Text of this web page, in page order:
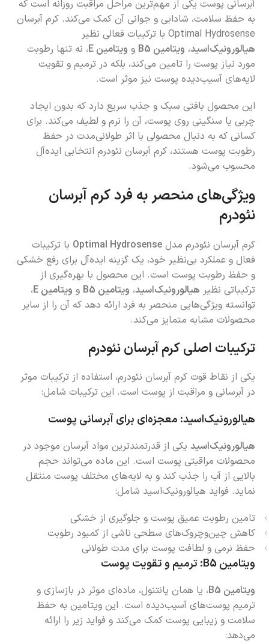
آبرسانی پوست یکی از مهم‌ترین مراحل مراقبت روزانه است که
به حفظ سلامت، شادابی و جوانی آن کمک می‌کند. کرم آبرسان
Optimal Hydrosense با ترکیبات فعالی نظیر
هیالورونیک‌اسید، ویتامین B5 و ویتامین E ، نه تنها رطوبت
مورد نیاز پوست را تامین می‌کند، بلکه در ترمیم و تقویت
لایه‌های آسیب‌دیده پوست نیز موثر است.
این محصول بافتی سبک و جذب سریع دارد که بدون ایجاد
چربی یا سنگینی روی پوست، آن را نرم و لطیف می‌کند. برای
کسانی که به دنبال محصولی با اثر طولانی‌مدت در حفظ
رطوبت پوست هستند، کرم آبرسان نئودرم انتخابی ایده‌آل
محسوب می‌شود.
ویژگی‌های منحصر به فرد کرم آبرسان
نئودرم
کرم آبرسان نئودرم مدلOptimal Hydrosense با ترکیبات
فعال و عملکرد بی‌نظیر خود، یک گزینه ایده‌آل برای رفع خشکی
و حفظ رطوبت پوست است. این محصول با بهره‌گیری از
ترکیباتی نظیر هیالورونیک‌اسید، ویتامین B5 و ویتامین E ،
توانسته ویژگی‌هایی منحصر به فرد ارائه دهد که آن را از سایر
محصولات مشابه متمایز می‌کند.
ترکیبات اصلی کرم آبرسان نئودرم
یکی از نقاط قوت کرم آبرسان نئودرم، استفاده از ترکیبات موثر
در آبرسانی و مراقبت از پوست است. این ترکیبات شامل:
هیالورونیک‌اسید: معجزه‌ای برای آبرسانی پوست
هیالورونیک‌اسید یکی از قدرتمندترین مواد آبرسان موجود در
محصولات مراقبتی پوست است. این ماده می‌تواند حجم
بالایی از آب را جذب کند و به لایه‌های مختلف پوست منتقل
نماید. فواید هیالورونیک‌اسید شامل:
تامین رطوبت عمیق پوست و جلوگیری از خشکی
کاهش چین‌وچروک‌های سطحی ناشی از کمبود رطوبت
حفظ نرمی و لطافت پوست برای مدت طولانی
ویتامین B5: ترمیم و تقویت پوست
ویتامین B5
، یا همان پانتنول، ماده‌ای موثر در بازسازی و
ترمیم پوست‌های آسیب‌دیده است. این ویتامین به حفظ
سلامت و زیبایی پوست کمک می‌کند و فواید زیر را ارائه
می‌دهد: